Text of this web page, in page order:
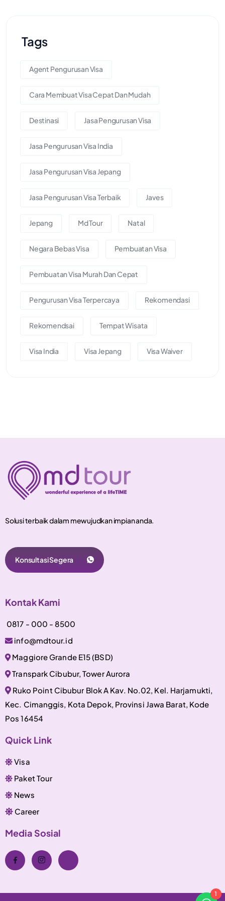
Tags
Agent Pengurusan Visa
Cara Membuat Visa Cepat Dan Mudah
Destinasi Jasa Pengurusan Visa
Jasa Pengurusan Visa India
Jasa Pengurusan Visa Jepang
Jasa Pengurusan Visa Terbaik Javes
Jepang Md Tour Natal
Negara Bebas Visa Pembuatan Visa
Pembuatan Visa Murah Dan Cepat
Pengurusan Visa Terpercaya Rekomendasi
Rekomendsai Tempat Wisata
Visa India Visa Jepang Visa Waiver
Solusi terbaik dalam mewujudkan impian anda.
Konsultasi Segera
Kontak Kami
0817 - 000 - 8500
info@mdtour.id
Maggiore Grande E15 (BSD)
Transpark Cibubur, Tower Aurora
Ruko Point Cibubur Blok A Kav. No.02, Kel. Harjamukti,
Kec. Cimanggis, Kota Depok, Provinsi Jawa Barat, Kode
Pos 16454
Quick Link
Visa
Paket Tour
News
Career
Media Sosial
1